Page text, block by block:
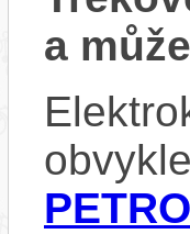
a